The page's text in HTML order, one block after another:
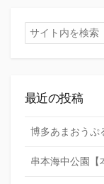
検
索
最近の投稿
博多あまおうぷ
串本海中公園【